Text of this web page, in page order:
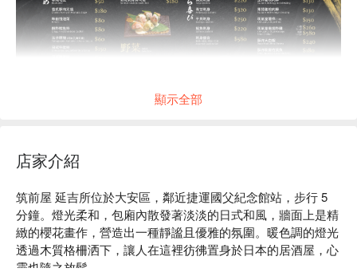
顯示全部
店家介紹
筑前屋 延吉所位於大安區，鄰近捷運國父紀念館站，步行 5
分鐘。燈光柔和，包廂內散發著淡淡的日式和風，牆面上是精
緻的櫻花畫作，營造出一種靜謐且優雅的氛圍。暖色調的燈光
透過木質格柵洒下，讓人在這裡彷彿置身於日本的居酒屋，心
靈也隨之放鬆。